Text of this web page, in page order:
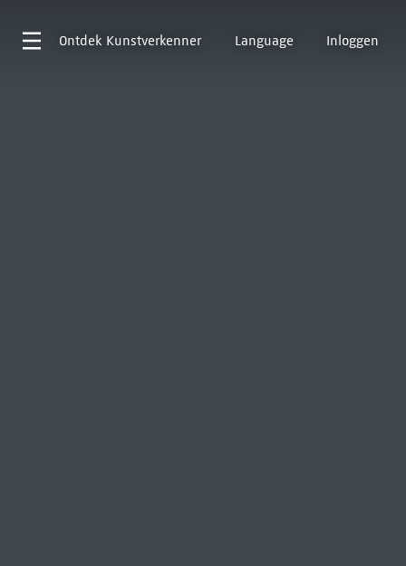
Ontdek Kunstverkenner Language Inloggen